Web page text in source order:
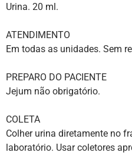
Urina. 20 ml.
ATENDIMENTO
Em todas as unidades. Sem
PREPARO DO PACIENTE
Jejum não obrigatório.
COLETA
Colher urina diretamente no
laboratório. Usar coletores